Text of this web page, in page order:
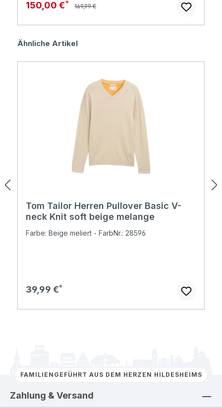
Verkaufspreis:
150,00 € Regulärer Preis:
169,99 €
Produktgalerie überspringen
Ähnliche Artikel
Tom Tailor Herren Pullover Basic V-
neck Knit soft beige melange
Farbe: Beige meliert - FarbNr.: 28596
Regulärer Preis:
39,99 €
FAMILIENGEFÜHRT AUS DEM HERZEN HILDESHEIMS
Zahlung & Versand